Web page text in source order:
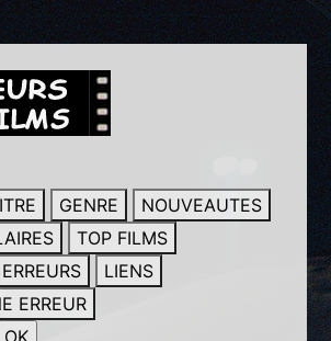
GENRE
NOUVEAUTES
TOP FILMS
LIENS
ERREUR